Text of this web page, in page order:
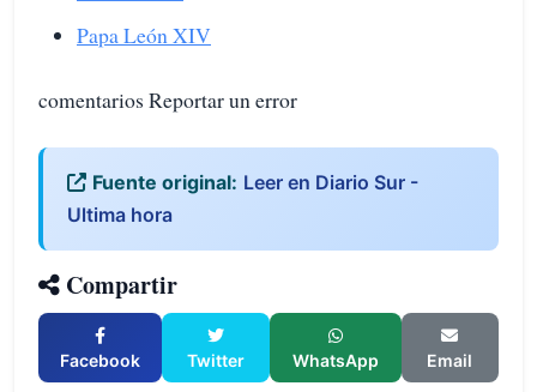
Papa León XIV
comentarios Reportar un error
Fuente original: Leer en Diario Sur -
Ultima hora
Compartir
Facebook Twitter WhatsApp Email